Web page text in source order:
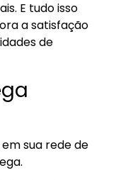
E tudo isso
a satisfação
de
sua rede de